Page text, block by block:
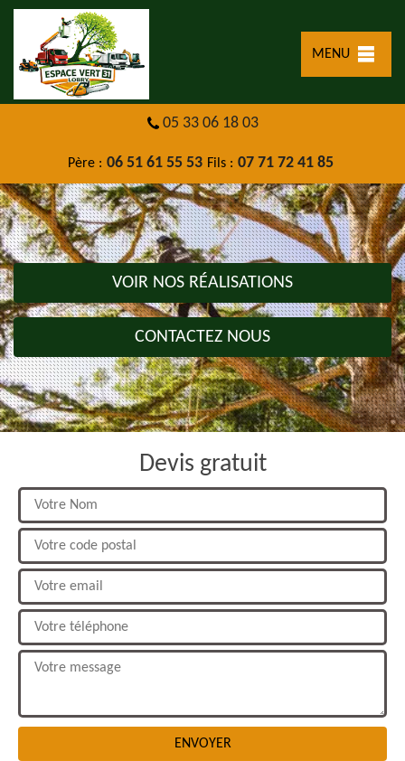
MENU
05 33 06 18 03
Père : 06 51 61 55 53 Fils : 07 71 72 41 85
VOIR NOS RÉALISATIONS
CONTACTEZ NOUS
Devis gratuit